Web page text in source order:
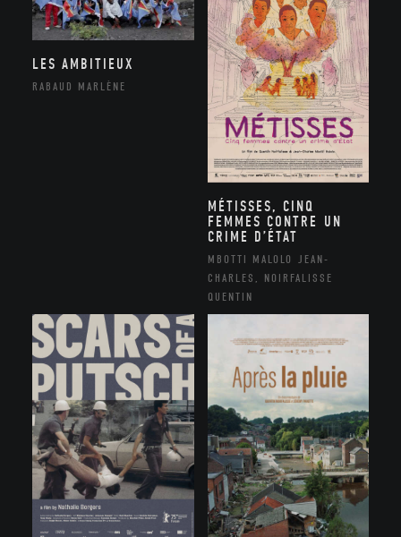
LES AMBITIEUX
RABAUD MARLÈNE
MÉTISSES, CINQ
FEMMES CONTRE UN
CRIME D’ÉTAT
MBOTTI MALOLO JEAN-
CHARLES, NOIRFALISSE
QUENTIN